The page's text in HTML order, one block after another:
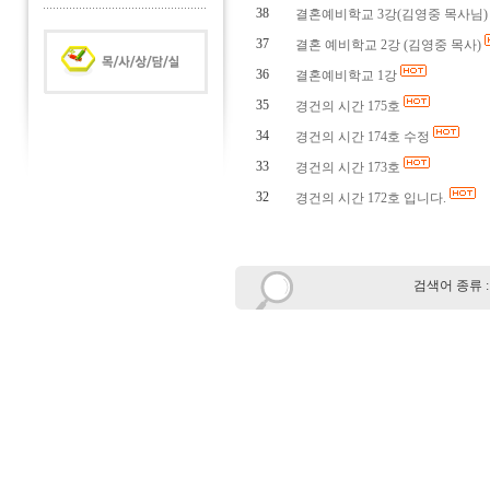
38
결혼예비학교 3강(김영중 목사님)
37
결혼 예비학교 2강 (김영중 목사)
36
결혼예비학교 1강
35
경건의 시간 175호
34
경건의 시간 174호 수정
33
경건의 시간 173호
32
경건의 시간 172호 입니다.
검색어 종류